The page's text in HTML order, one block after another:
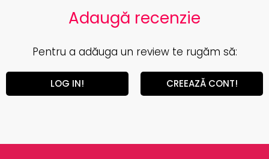
Adaugă recenzie
Pentru a adăuga un review te rugăm să:
LOG IN! CREEAZĂ CONT!